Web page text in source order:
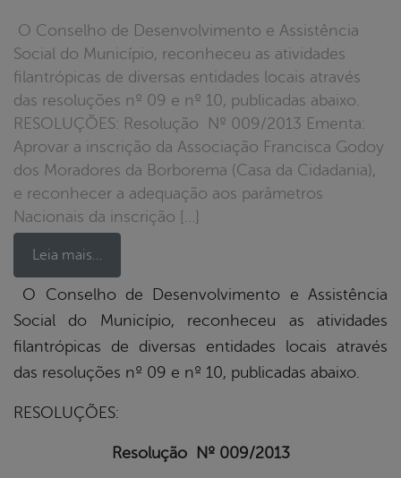
O Conselho de Desenvolvimento e Assistência
Social do Município, reconheceu as atividades
filantrópicas de diversas entidades locais através
das resoluções nº 09 e nº 10, publicadas abaixo.
RESOLUÇÕES: Resolução Nº 009/2013 Ementa:
Aprovar a inscrição da Associação Francisca Godoy
dos Moradores da Borborema (Casa da Cidadania),
e reconhecer a adequação aos parâmetros
Nacionais da inscrição […]
Leia mais…
O Conselho de Desenvolvimento e Assistência
Social do Município, reconheceu as atividades
filantrópicas de diversas entidades locais através
das resoluções nº 09 e nº 10, publicadas abaixo.
RESOLUÇÕES:
Resolução Nº 009/2013